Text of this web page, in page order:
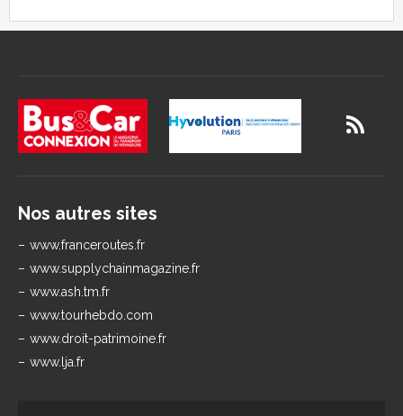
Nos autres sites
www.franceroutes.fr
www.supplychainmagazine.fr
www.ash.tm.fr
www.tourhebdo.com
www.droit-patrimoine.fr
www.lja.fr